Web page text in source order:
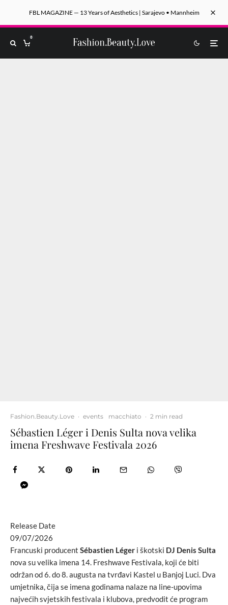
FBL MAGAZINE — 13 Years of Aesthetics | Sarajevo • Mannheim
0
Fashion.Beauty.Love · events macchiato · 2 min read
Sébastien Léger i Denis Sulta nova velika
imena Freshwave Festivala 2026
Release Date
09/07/2026
Francuski producent Sébastien Léger i škotski DJ Denis Sulta
nova su velika imena 14. Freshwave Festivala, koji će biti
održan od 6. do 8. augusta na tvrđavi Kastel u Banjoj Luci. Dva
umjetnika, čija se imena godinama nalaze na line-upovima
najvećih svjetskih festivala i klubova, predvodit će program